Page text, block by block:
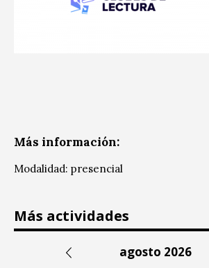
Más información:
Modalidad: presencial
Más actividades
agosto 2026